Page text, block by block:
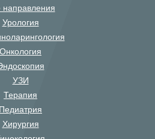
направления
Урология
Онкология
УЗИ
Терапия
Педиатрия
Хирургия